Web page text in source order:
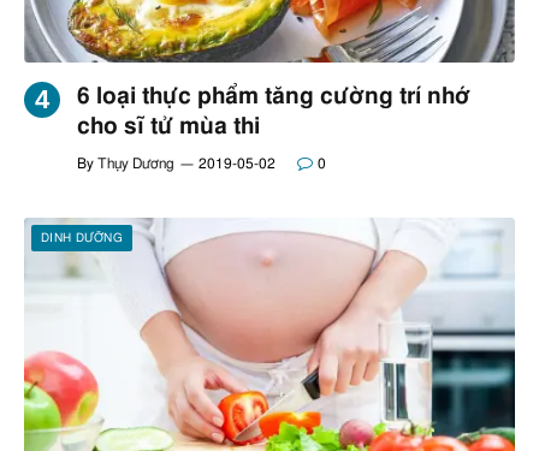
6 loại thực phẩm tăng cường trí nhớ
cho sĩ tử mùa thi
By Thụy Dương 2019-05-02 0
DINH DƯỠNG